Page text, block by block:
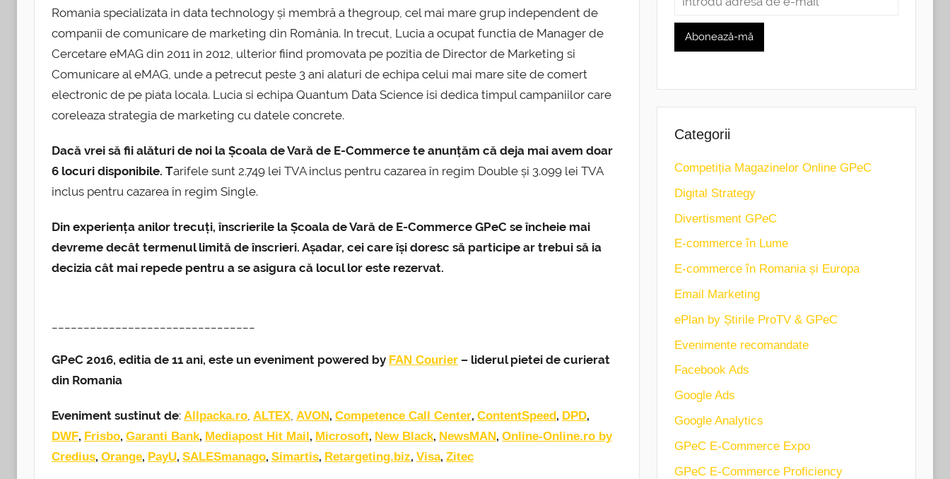
Romania specializata in data technology și membră a thegroup, cel mai mare grup independent de
companii de comunicare de marketing din România. In trecut, Lucia a ocupat functia de Manager de
Cercetare eMAG din 2011 in 2012, ulterior fiind promovata pe pozitia de Director de Marketing si
Comunicare al eMAG, unde a petrecut peste 3 ani alaturi de echipa celui mai mare site de comert
electronic de pe piata locala. Lucia si echipa Quantum Data Science isi dedica timpul campaniilor care
coreleaza strategia de marketing cu datele concrete.
Dacă vrei să fii alături de noi la Școala de Vară de E-Commerce te anunțăm că deja mai avem doar
6 locuri disponibile. Tarifele sunt 2.749 lei TVA inclus pentru cazarea în regim Double și 3.099 lei TVA
inclus pentru cazarea în regim Single.
Din experiența anilor trecuți, înscrierile la Școala de Vară de E-Commerce GPeC se încheie mai
devreme decât termenul limită de înscrieri. Așadar, cei care își doresc să participe ar trebui să ia
decizia cât mai repede pentru a se asigura că locul lor este rezervat.
GPeC 2016, editia de 11 ani, este un eveniment powered by FAN Courier – liderul pietei de curierat
din Romania
Eveniment sustinut de: Allpacka.ro ALTEX AVON, Competence Call Center, ContentSpeed, DPD,
DWF, Frisbo, Garanti Bank, Mediapost Hit Mail, Microsoft, New Black, NewsMAN, Online-Online.ro by
Credius, Orange, PayU, SALESmanago, Simartis, Retargeting.biz, Visa, Zitec
Categorii
Competiția Magazinelor Online GPeC
Digital Strategy
Divertisment GPeC
E-commerce în Lume
E-commerce în Romania și Europa
Email Marketing
ePlan by Știrile ProTV & GPeC
Evenimente recomandate
Facebook Ads
Google Ads
Google Analytics
GPeC E-Commerce Expo
GPeC E-Commerce Proficiency